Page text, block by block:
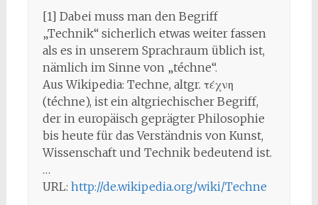
[1] Dabei muss man den Begriff
„Technik“ sicherlich etwas weiter fassen
als es in unserem Sprachraum üblich ist,
nämlich im Sinne von „téchne“.
Aus Wikipedia: Techne, altgr. τέχνη
(téchne), ist ein altgriechischer Begriff,
der in europäisch geprägter Philosophie
bis heute für das Verständnis von Kunst,
Wissenschaft und Technik bedeutend ist.
…
URL: http://de.wikipedia.org/wiki/Techne